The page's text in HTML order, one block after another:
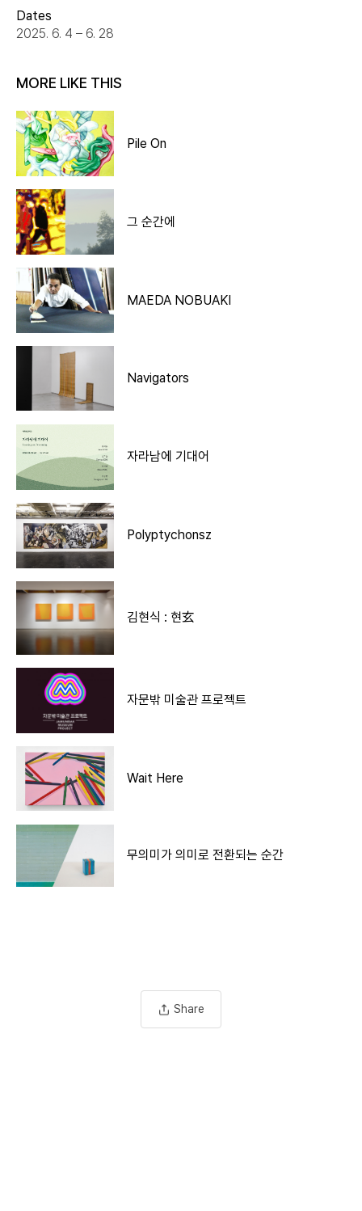
Dates
2025. 6. 4 – 6. 28
MORE LIKE THIS
Pile On
그 순간에
MAEDA NOBUAKI
Navigators
자라남에 기대어
Polyptychonsz
김현식 : 현玄
자문밖 미술관 프로젝트
Wait Here
무의미가 의미로 전환되는 순간
Share